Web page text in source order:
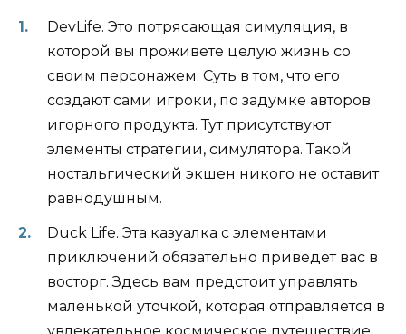
DevLife. Это потрясающая симуляция, в
которой вы проживете целую жизнь со
своим персонажем. Суть в том, что его
создают сами игроки, по задумке авторов
игорного продукта. Тут присутствуют
элементы стратегии, симулятора. Такой
ностальгический экшен никого не оставит
равнодушным.
Duck Life. Эта казуалка с элементами
приключений обязательно приведет вас в
восторг. Здесь вам предстоит управлять
маленькой уточкой, которая отправляется в